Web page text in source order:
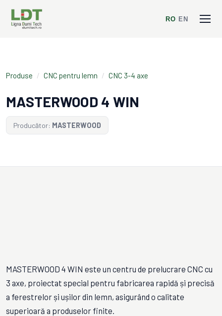
RO EN
Produse / CNC pentru lemn / CNC 3-4 axe
MASTERWOOD 4 WIN
Producător: MASTERWOOD
MASTERWOOD 4 WIN este un centru de prelucrare CNC cu
3 axe, proiectat special pentru fabricarea rapidă și precisă
a ferestrelor și ușilor din lemn, asigurând o calitate
superioară a produselor finite.